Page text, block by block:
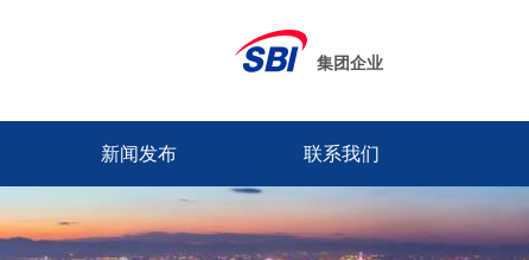
集团企业
新闻发布 联系我们